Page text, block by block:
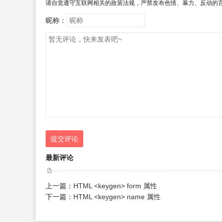
请自觉遵守互联网相关的政策法规，严禁发布色情、暴力、反动的
昵称：
提交评论
最新评论
上一篇： HTML <keygen> form 属性
下一篇： HTML <keygen> name 属性